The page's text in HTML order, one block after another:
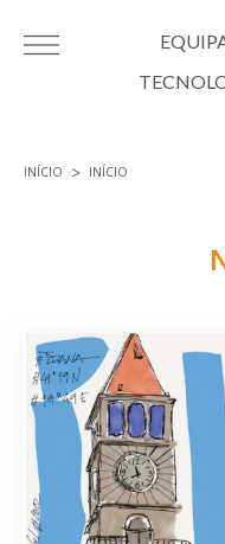
INÍCIO INÍCIO
Páginas